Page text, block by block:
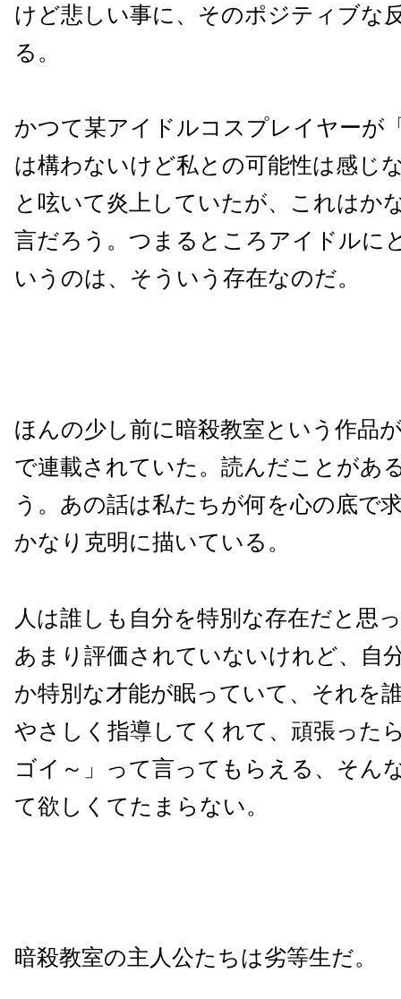
けど悲しい事に、そのポジティブな
る。
かつて某アイドルコスプレイヤーが
は構わないけど私との可能性は感じ
と呟いて炎上していたが、これはか
言だろう。つまるところアイドルに
いうのは、そういう存在なのだ。
ほんの少し前に暗殺教室という作品
で連載されていた。読んだことがあ
う。あの話は私たちが何を心の底で
かなり克明に描いている。
人は誰しも自分を特別な存在だと思
あまり評価されていないけれど、自
か特別な才能が眠っていて、それを
やさしく指導してくれて、頑張った
ゴイ～」って言ってもらえる、そん
て欲しくてたまらない。
暗殺教室の主人公たちは劣等生だ。